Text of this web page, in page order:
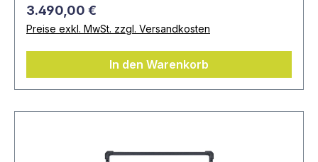
3.490,00 €
Preise exkl. MwSt. zzgl. Versandkosten
In den Warenkorb